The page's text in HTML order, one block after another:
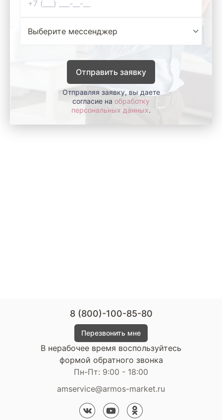
Отправить заявку
Отправляя заявку, вы даете
согласие на обработку
персональных данных.
8 (800)-100-85-80
Перезвонить мне
В нерабочее время воспользуйтесь
формой обратного звонка
Пн-Пт: 9:00 - 18:00
amservice@armos-market.ru